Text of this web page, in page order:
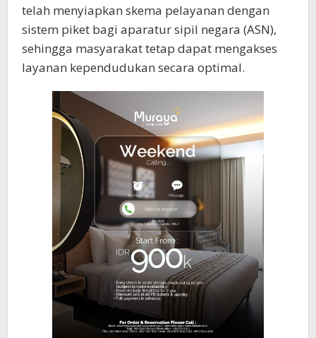
telah menyiapkan skema pelayanan dengan
sistem piket bagi aparatur sipil negara (ASN),
sehingga masyarakat tetap dapat mengakses
layanan kependudukan secara optimal.